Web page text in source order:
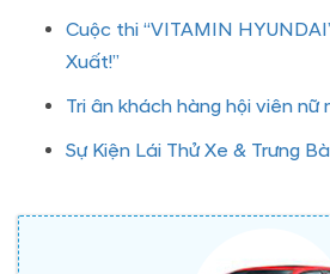
Cuộc thi “VITAMIN
Xuất!”
Tri ân khách hàng hội viên
Sự Kiện Lái Thử Xe & Trưng